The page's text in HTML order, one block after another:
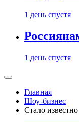
1 день спустя
1 день спустя
Главная
Шоу-бизнес
Стало